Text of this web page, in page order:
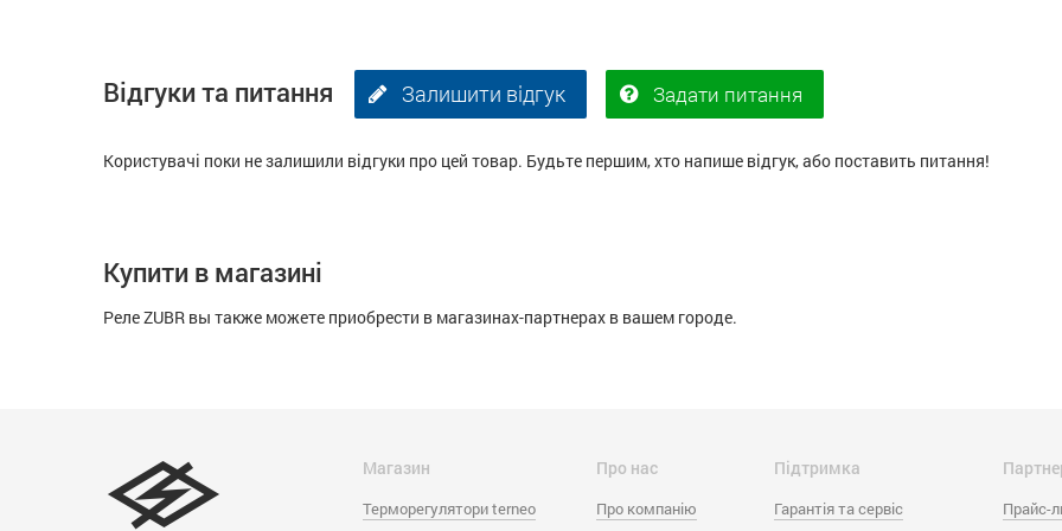
Відгуки та питання Залишити відгук Задати питання
Користувачі поки не залишили відгуки про цей товар. Будьте першим, хто напише відгук, або поставить питання!
Купити в магазині
Реле ZUBR вы также можете приобрести в магазинах-партнерах в вашем городе.
Магазин
Терморегулятори terneo
Про нас
Про компанію
Підтримка
Гарантія та сервіс
Прайс-